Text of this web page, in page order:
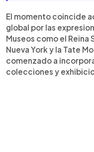
El momento coincide
global por las
Museos como el Reina
Nueva York y la Tate
comenzado a
colecciones y